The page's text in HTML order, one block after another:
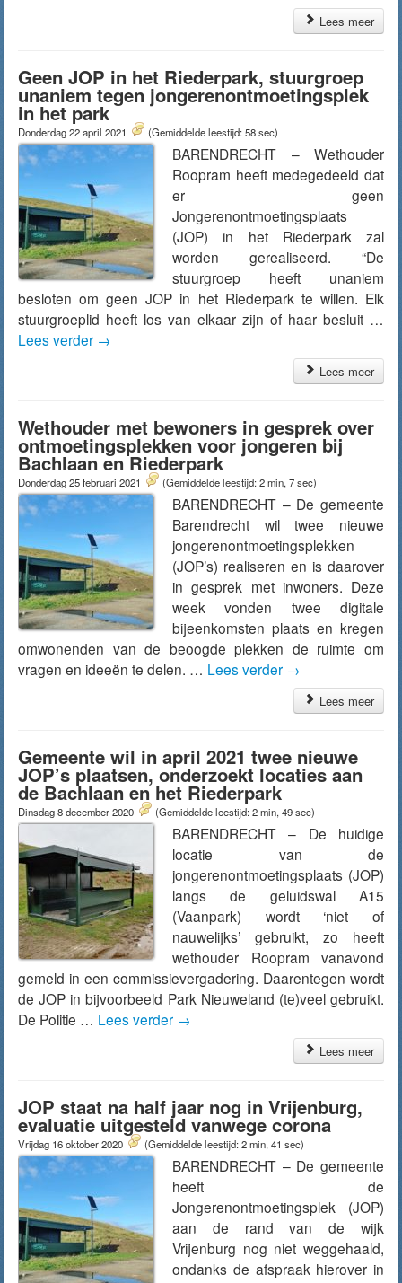
Lees meer
Geen JOP in het Riederpark, stuurgroep
unaniem tegen jongerenontmoetingsplek
in het park
Donderdag 22 april 2021 (Gemiddelde leestijd: 58 sec)
BARENDRECHT – Wethouder
Roopram heeft medegedeeld dat
er geen
Jongerenontmoetingsplaats
(JOP) in het Riederpark zal
worden gerealiseerd. “De
stuurgroep heeft unaniem
besloten om geen JOP in het Riederpark te willen. Elk
stuurgroeplid heeft los van elkaar zijn of haar besluit …
Lees verder →
Lees meer
Wethouder met bewoners in gesprek over
ontmoetingsplekken voor jongeren bij
Bachlaan en Riederpark
Donderdag 25 februari 2021 (Gemiddelde leestijd: 2 min, 7 sec)
BARENDRECHT – De gemeente
Barendrecht wil twee nieuwe
jongerenontmoetingsplekken
(JOP’s) realiseren en is daarover
in gesprek met inwoners. Deze
week vonden twee digitale
bijeenkomsten plaats en kregen
omwonenden van de beoogde plekken de ruimte om
vragen en ideeën te delen. … Lees verder →
Lees meer
Gemeente wil in april 2021 twee nieuwe
JOP’s plaatsen, onderzoekt locaties aan
de Bachlaan en het Riederpark
Dinsdag 8 december 2020 (Gemiddelde leestijd: 2 min, 49 sec)
BARENDRECHT – De huidige
locatie van de
jongerenontmoetingsplaats (JOP)
langs de geluidswal A15
(Vaanpark) wordt ‘niet of
nauwelijks’ gebruikt, zo heeft
wethouder Roopram vanavond
gemeld in een commissievergadering. Daarentegen wordt
de JOP in bijvoorbeeld Park Nieuweland (te)veel gebruikt.
De Politie … Lees verder →
Lees meer
JOP staat na half jaar nog in Vrijenburg,
evaluatie uitgesteld vanwege corona
Vrijdag 16 oktober 2020 (Gemiddelde leestijd: 2 min, 41 sec)
BARENDRECHT – De gemeente
heeft de
Jongerenontmoetingsplek (JOP)
aan de rand van de wijk
Vrijenburg nog niet weggehaald,
ondanks de afspraak hierover in